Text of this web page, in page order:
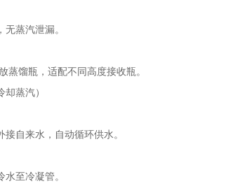
蒸汽泄漏。
馏瓶，适配不同高度接收瓶。
蒸汽）
自来水，自动循环供水。
至冷凝管。